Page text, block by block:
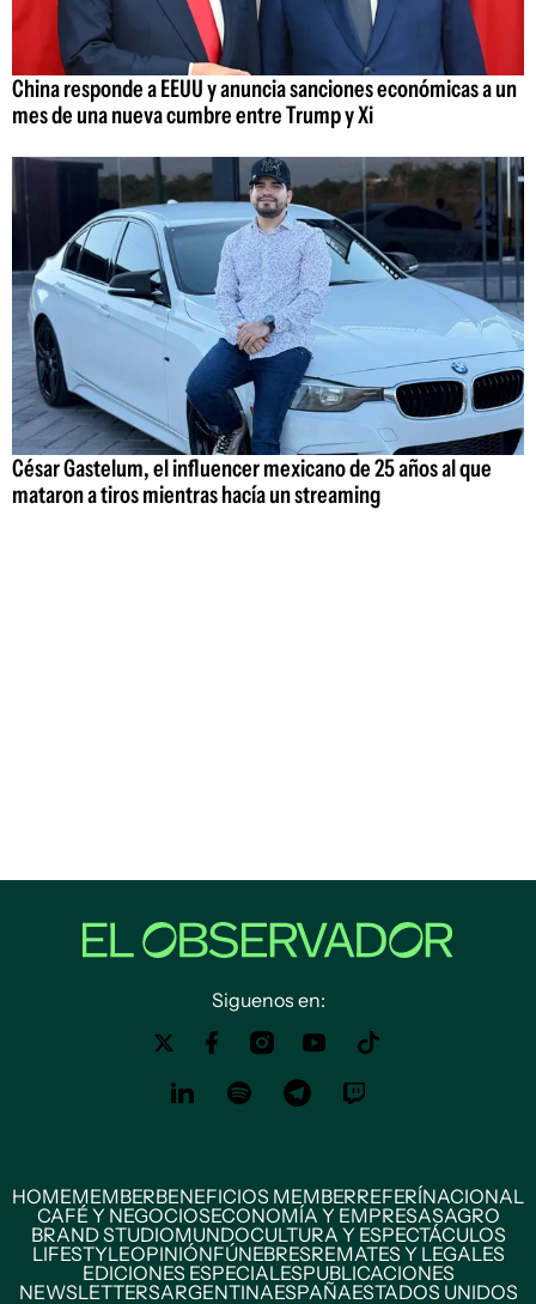
China responde a EEUU y anuncia sanciones económicas a un
mes de una nueva cumbre entre Trump y Xi
César Gastelum, el influencer mexicano de 25 años al que
mataron a tiros mientras hacía un streaming
Siguenos en:
HOMEMEMBERBENEFICIOS MEMBERREFERÍNACIONAL
CAFÉ Y NEGOCIOSECONOMÍA Y EMPRESASAGRO
BRAND STUDIOMUNDOCULTURA Y ESPECTÁCULOS
LIFESTYLEOPINIÓNFÚNEBRESREMATES Y LEGALES
EDICIONES ESPECIALESPUBLICACIONES
NEWSLETTERSARGENTINAESPAÑAESTADOS UNIDOS